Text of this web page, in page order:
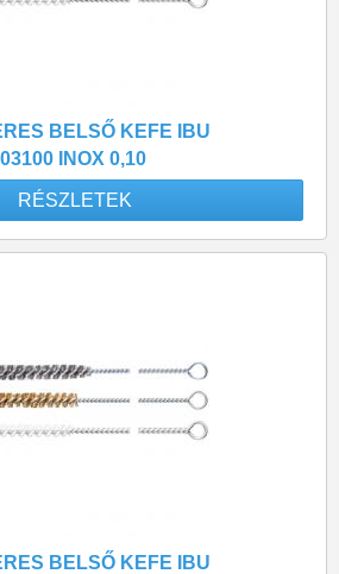
BELSŐ KEFE IBU
03100 INOX 0,10
RÉSZLETEK
BELSŐ KEFE IBU